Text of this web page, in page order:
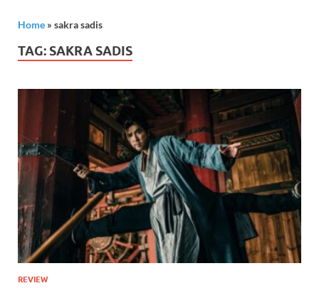
Home » sakra sadis
TAG: SAKRA SADIS
REVIEW